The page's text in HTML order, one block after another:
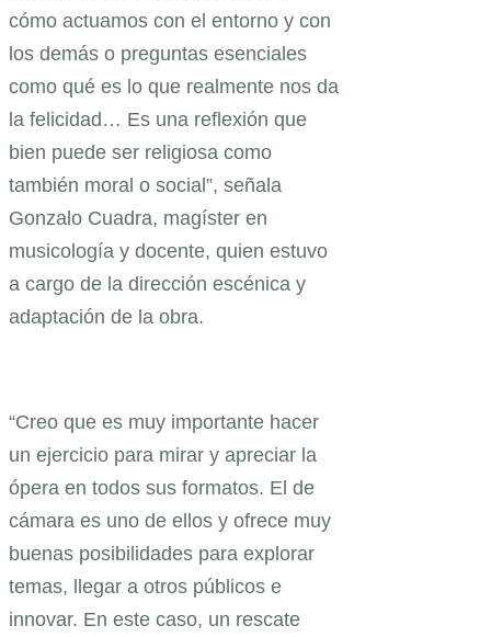
cómo actuamos con el entorno y con
los demás o preguntas esenciales
como qué es lo que realmente nos da
la felicidad… Es una reflexión que
bien puede ser religiosa como
también moral o social”, señala
Gonzalo Cuadra, magíster en
musicología y docente, quien estuvo
a cargo de la dirección escénica y
adaptación de la obra.
“Creo que es muy importante hacer
un ejercicio para mirar y apreciar la
ópera en todos sus formatos. El de
cámara es uno de ellos y ofrece muy
buenas posibilidades para explorar
temas, llegar a otros públicos e
innovar. En este caso, un rescate